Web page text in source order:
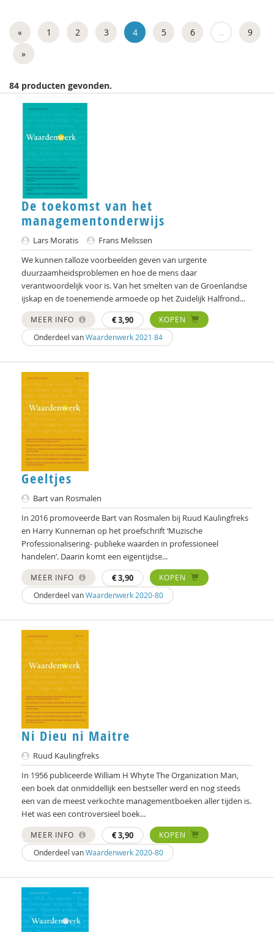
Isolde de Groot
Jan den Bakker
Willem den Hartog
Gerda van Dijk
Josje Dikkers
Joep Dohmen
Simone van Dongen
Gerard Drosterij
Ingrid Groot
Iris Hartog
Rik Hospers
Rob Hundman
André ierdsma
Pieter Ippel
Ruud Kaulingfreks
Marije Klomp
Carla Kolner
Harry Kunneman
Arnt Mein
Frans Melissen
Erna Molenaar
Mieke Moor
Lars Moratis
Fenna Mossel
H. Muijen
Patrick Nullens
Tom van Oeffelt
Henk Oosterling
« 1 2 3 4 5 6 ..
9
»
84 producten gevonden.
De toekomst van het
managementonderwijs
Lars Moratis
Frans Melissen
We kunnen talloze voorbeelden geven van urgente
duurzaamheidsproblemen en hoe de mens daar
verantwoordelijk voor is. Van het smelten van de Groenlandse
ijskap en de toenemende armoede op het Zuidelijk Halfrond...
MEER INFO €3,90
KOPEN
Onderdeel vanWaardenwerk 2021 84
Geeltjes
Bart van Rosmalen
In 2016 promoveerde Bart van Rosmalen bij Ruud Kaulingfreks
en Harry Kunneman op het proefschrift ‘Muzische
Professionalisering- publieke waarden in professioneel
handelen’. Daarin komt een eigentijdse...
MEER INFO €3,90
KOPEN
Onderdeel vanWaardenwerk 2020-80
Ni Dieu ni Maitre
Ruud Kaulingfreks
In 1956 publiceerde William H Whyte The Organization Man,
een boek dat onmiddellijk een bestseller werd en nog steeds
een van de meest verkochte managementboeken aller tijden is.
Het was een controversieel boek...
MEER INFO €3,90
KOPEN
Onderdeel vanWaardenwerk 2020-80